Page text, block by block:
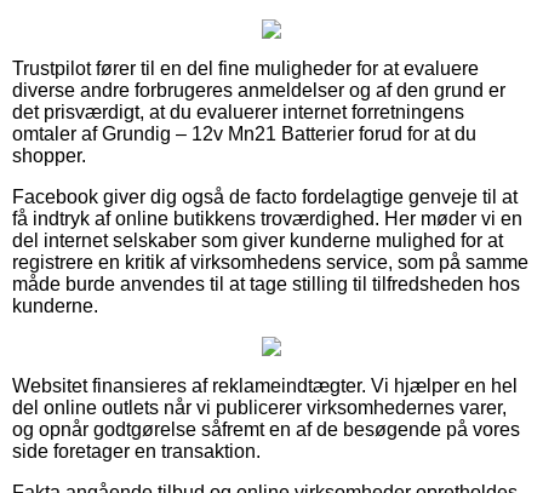
Trustpilot fører til en del fine muligheder for at evaluere
diverse andre forbrugeres anmeldelser og af den grund er
det prisværdigt, at du evaluerer internet forretningens
omtaler af Grundig – 12v Mn21 Batterier forud for at du
shopper.
Facebook giver dig også de facto fordelagtige genveje til at
få indtryk af online butikkens troværdighed. Her møder vi en
del internet selskaber som giver kunderne mulighed for at
registrere en kritik af virksomhedens service, som på samme
måde burde anvendes til at tage stilling til tilfredsheden hos
kunderne.
Websitet finansieres af reklameindtægter. Vi hjælper en hel
del online outlets når vi publicerer virksomhedernes varer,
og opnår godtgørelse såfremt en af de besøgende på vores
side foretager en transaktion.